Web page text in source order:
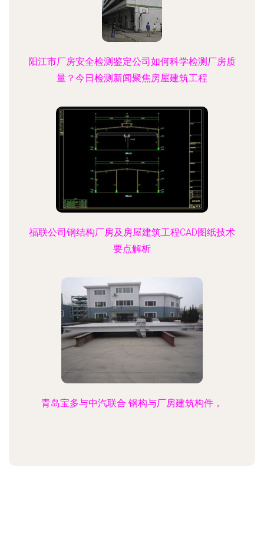
阳江市厂房安全检测鉴定公司如何科学检测厂房质
量？今日检测新闻聚焦房屋建筑工程
福联公司钢结构厂房及房屋建筑工程CAD图纸技术
要点解析
青岛宝多与中汽联合 钢构与厂房建筑构件，